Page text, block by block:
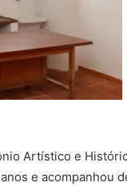
Artístico e
e acompanhou